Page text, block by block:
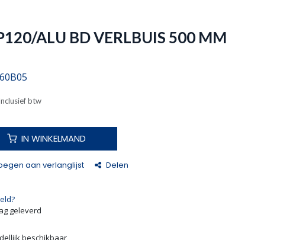
ALU BD VERLBUIS 500 MM
btw
IN WINKELMAND
aan verlanglijst Delen
geleverd
beschikbaar